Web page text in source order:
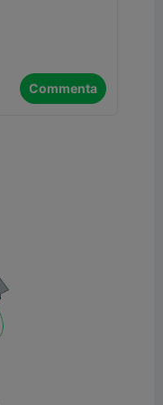
Commenta